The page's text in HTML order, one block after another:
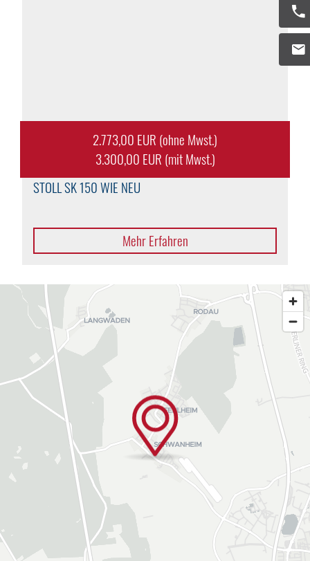
2.773,00 EUR (ohne Mwst.)
3.300,00 EUR (mit Mwst.)
STOLLSK 150 WIE NEU
Mehr Erfahren